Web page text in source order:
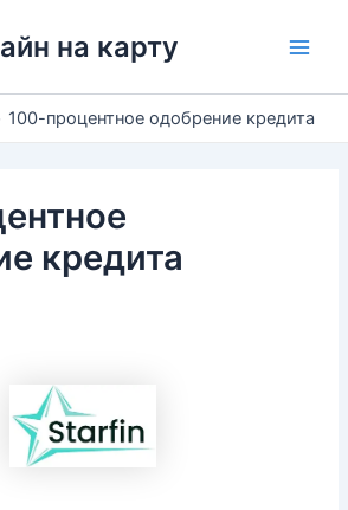
на карту
100-процентное одобрение кредита
кредита